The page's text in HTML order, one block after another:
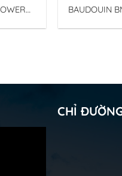
BAUDOUIN
Baudouin
CHỈ